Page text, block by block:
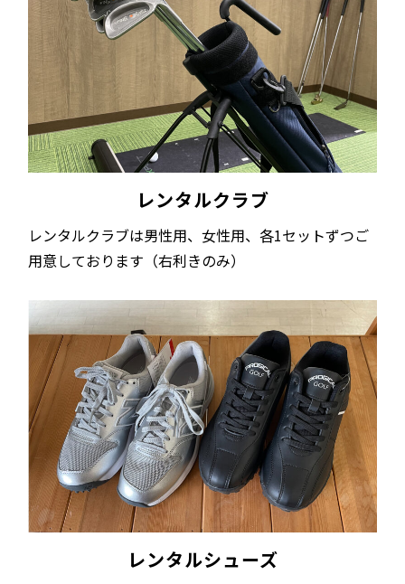
レンタルクラブ
レンタルクラブは男性用、女性用、各1セットずつご
用意しております（右利きのみ）
レンタルシューズ